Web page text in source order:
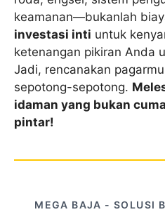
keamanan—bukanlah
investasi inti untuk
ketenangan pikiran Anda
Jadi, rencanakan
sepotong-sepotong.
idaman yang bukan
pintar!
MEGA BAJA - SOLUSI